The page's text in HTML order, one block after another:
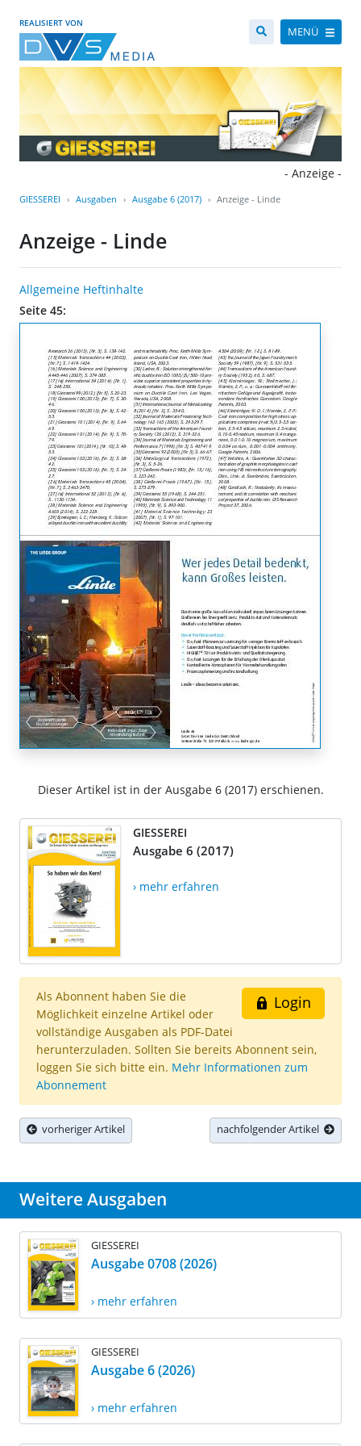
REALISIERT VON
MENÜ
- Anzeige -
GIESSEREI Ausgaben Ausgabe 6 (2017) Anzeige - Linde
Anzeige - Linde
Allgemeine Heftinhalte
Seite 45:
Dieser Artikel ist in der Ausgabe 6 (2017) erschienen.
GIESSEREI
Ausgabe 6 (2017)
› mehr erfahren
Login
Als Abonnent haben Sie die
Möglichkeit einzelne Artikel oder
vollständige Ausgaben als PDF-Datei
herunterzuladen. Sollten Sie bereits Abonnent sein,
loggen Sie sich bitte ein. Mehr Informationen zum
Abonnement
vorheriger Artikel nachfolgender Artikel
Weitere Ausgaben
GIESSEREI
Ausgabe 0708 (2026)
› mehr erfahren
GIESSEREI
Ausgabe 6 (2026)
› mehr erfahren